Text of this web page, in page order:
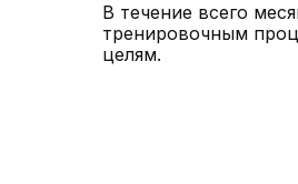
В течение всего
тренировочным
целям.